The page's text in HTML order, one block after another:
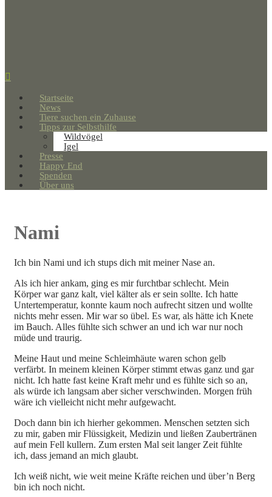
Startseite
News
Tiere suchen ein Zuhause
Tipps zur Selbsthilfe
Wildvögel
Igel
Presse
Happy End
Spenden
Über uns
Nami
Ich bin Nami und ich stups dich mit meiner Nase an.
Als ich hier ankam, ging es mir furchtbar schlecht. Mein
Körper war ganz kalt, viel kälter als er sein sollte. Ich hatte
Untertemperatur, konnte kaum noch aufrecht sitzen und wollte
nichts mehr essen. Mir war so übel. Es war, als hätte ich Knete
im Bauch. Alles fühlte sich schwer an und ich war nur noch
müde und traurig.
Meine Haut und meine Schleimhäute waren schon gelb
verfärbt. In meinem kleinen Körper stimmt etwas ganz und gar
nicht. Ich hatte fast keine Kraft mehr und es fühlte sich so an,
als würde ich langsam aber sicher verschwinden. Morgen früh
wäre ich vielleicht nicht mehr aufgewacht.
Doch dann bin ich hierher gekommen. Menschen setzten sich
zu mir, gaben mir Flüssigkeit, Medizin und ließen Zaubertränen
auf mein Fell kullern. Zum ersten Mal seit langer Zeit fühlte
ich, dass jemand an mich glaubt.
Ich weiß nicht, wie weit meine Kräfte reichen und über’n Berg
bin ich noch nicht.